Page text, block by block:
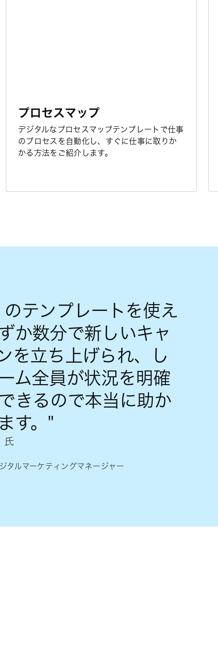
プロセスマップ
デジタルなプロセスマップテンプレートで仕事
のプロセスを自動化し、すぐに仕事に取りか
かる方法をご紹介します。
テンプレートを使え
か数分で新しいキャ
を立ち上げられ、し
ム全員が状況を明確
きるので本当に助か
す。"
氏
タルマーケティングマネージャー